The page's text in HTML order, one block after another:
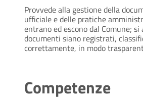
Provvede alla gestione della
ufficiale e delle pratiche
entrano ed escono dal Comune; si
documenti siano registrati,
correttamente, in modo
Competenze